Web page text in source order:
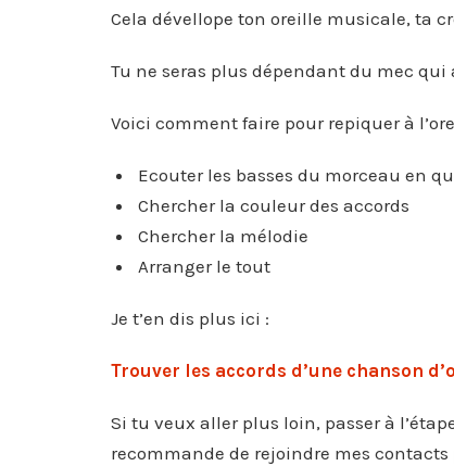
Cela dévellope ton oreille musicale, ta
Tu ne seras plus dépendant du mec
Voici comment faire pour repiquer à
Ecouter les basses du morceau en
Chercher la couleur des accords
Chercher la mélodie
Arranger le tout
Je t’en dis plus ici :
Trouver les accords d’une chanson
Si tu veux aller plus loin, passer à
recommande de rejoindre mes